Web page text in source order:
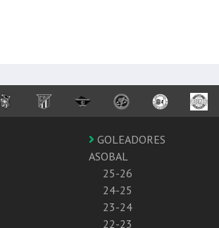
GOLEADORES
ASOBAL
25-26
24-25
23-24
22-23